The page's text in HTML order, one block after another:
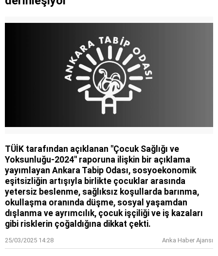
üniversiteye dönüşün şartları
TÜİK tarafından açıklanan "Çocuk Sağlığı ve
Yoksunluğu-2024" raporuna ilişkin bir açıklama
yayımlayan Ankara Tabip Odası, sosyoekonomik
eşitsizliğin artışıyla birlikte çocuklar arasında
yetersiz beslenme, sağlıksız koşullarda barınma,
okullaşma oranında düşme, sosyal yaşamdan
dışlanma ve ayrımcılık, çocuk işçiliği ve iş kazaları
gibi risklerin çoğaldığına dikkat çekti.
25/03/2025 14:28 Anka Haber Ajansı